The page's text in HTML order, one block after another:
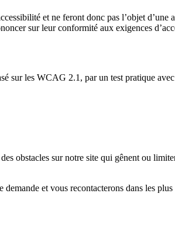
et ne feront donc pas l’objet d’une
sur leur conformité aux exigences
sur les WCAG 2.1, par un test pratique
obstacles sur notre site qui gênent ou
et vous recontacterons dans les plus